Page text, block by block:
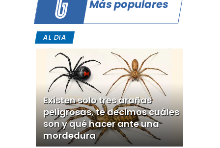
Más populares
AL DIA
Existen solo tres arañas
peligrosas, te decimos cuáles
son y qué hacer ante una
mordedura